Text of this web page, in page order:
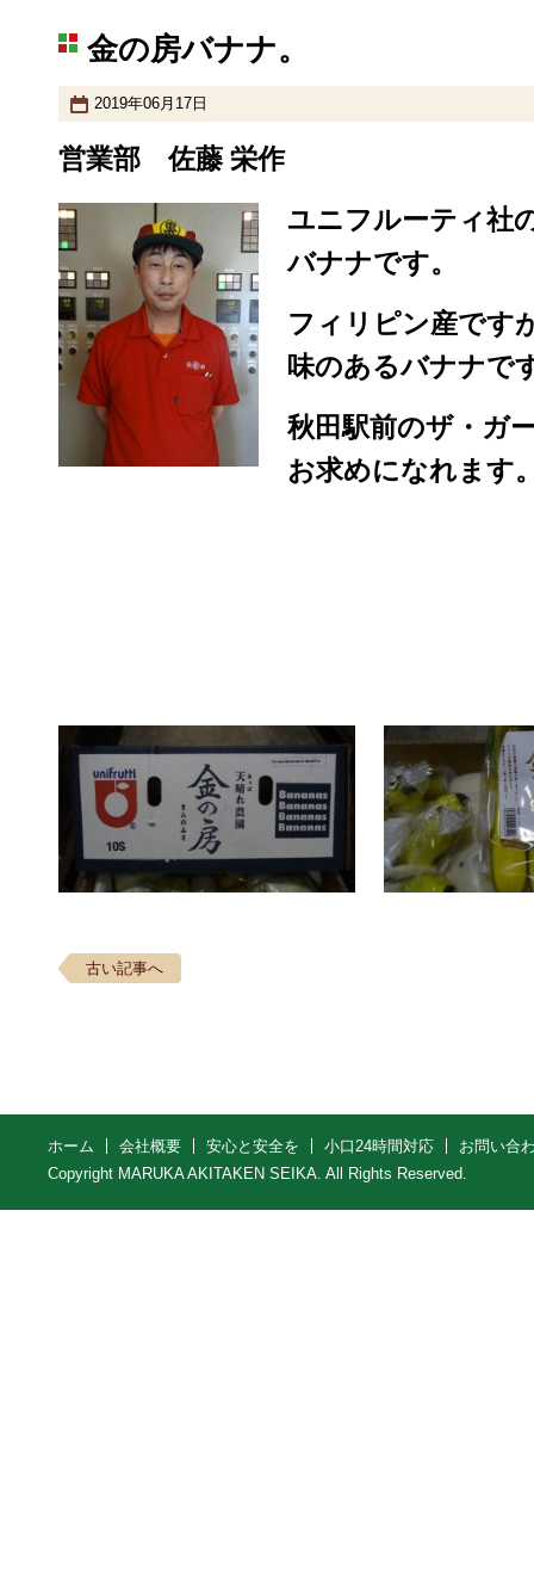
金の房バナナ。
2019年06月17日
営業部 佐藤 栄作
ユニフルーティ社
バナナです。
フィリピン産です
味のあるバナナで
秋田駅前のザ・ガ
お求めになれます
古い記事へ
ホーム 会社概要 安心と安全を 小口24時間対応
お問い合
Copyright MARUKA AKITAKEN SEIKA. All Rights Reserved.